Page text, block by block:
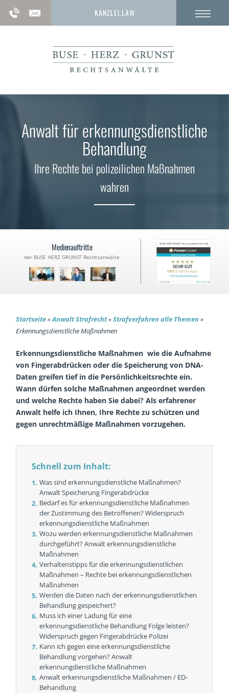
KANZLEI.LAW
Anwalt für erkennungs­dienstliche
Behandlung
Ihre Rechte bei polizeilichen Maßnahmen
wahren
Medienauftritte
der BUSE HERZ GRUNST Rechtsanwälte
Startseite»Anwalt Strafrecht»Strafverfahren alle Themen »
Erkennungsdienstliche Maßnahmen
Erkennungsdienstliche Maßnahmen wie die Aufnahme
von Fingerabdrücken oder die Speicherung von DNA-
Daten greifen tief in die Persönlichkeitsrechte ein.
Wann dürfen solche Maßnahmen angeordnet werden
und welche Rechte haben Sie dabei? Als erfahrener
Anwalt helfe ich Ihnen, Ihre Rechte zu schützen und
gegen unrechtmäßige Maßnahmen vorzugehen.
Schnell zum Inhalt:
Was sind erkennungsdienstliche Maßnahmen?
Anwalt Speicherung Fingerabdrücke
Bedarf es für erkennungsdienstliche Maßnahmen
der Zustimmung des Betroffenen? Widerspruch
erkennungsdienstliche Maßnahmen
Wozu werden erkennungsdienstliche Maßnahmen
durchgeführt? Anwalt erkennungsdienstliche
Maßnahmen
Verhaltenstipps für die erkennungs­dienstlichen
Maßnahmen – Rechte bei erkennungsdienstlichen
Maßnahmen
Werden die Daten nach der erkennungsdienstlichen
Behandlung gespeichert?
Muss ich einer Ladung für eine
erkennungsdienstliche Behandlung Folge leisten?
Widerspruch gegen Fingerabdrücke Polizei
Kann ich gegen eine erkennungsdienstliche
Behandlung vorgehen? Anwalt
erkennungdienstliche Maßnahmen
Anwalt erkennungsdienstliche Maßnahmen / ED-
Behandlung